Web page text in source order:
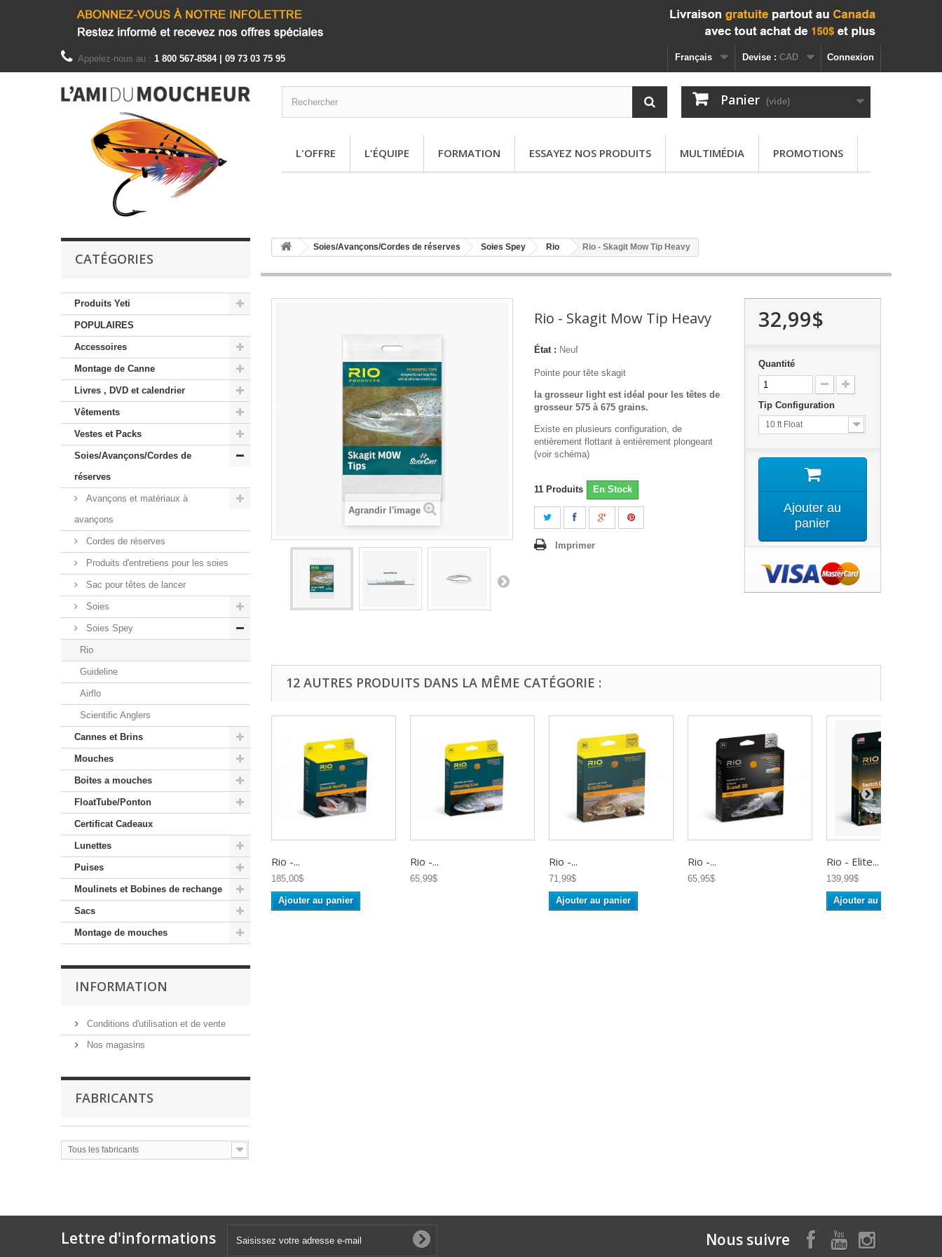
Connexion
Devise : CAD
Français
Appelez-nous au : 1 800 567-8584 | 09 73 03 75 95
Panier (vide)
L'OFFRE L'ÉQUIPE FORMATION ESSAYEZ NOS PRODUITS MULTIMÉDIA PROMOTIONS
CATÉGORIES
Produits Yeti
POPULAIRES
Accessoires
Montage de Canne
Livres , DVD et calendrier
Vêtements
Vestes et Packs
Soies/Avançons/Cordes de
réserves
Avançons et matériaux à
avançons
Cordes de réserves
Produits d'entretiens pour les soies
Sac pour têtes de lancer
Soies
Soies Spey
Rio
Guideline
Airflo
Scientific Anglers
Cannes et Brins
Mouches
Boites a mouches
FloatTube/Ponton
Certificat Cadeaux
Lunettes
Puises
Moulinets et Bobines de rechange
Sacs
Montage de mouches
INFORMATION
Conditions d'utilisation et de vente
Nos magasins
FABRICANTS
Tous les fabricants
Soies/Avançons/Cordes de réserves Soies Spey Rio Rio - Skagit Mow Tip Heavy
Agrandir l'image
Rio - Skagit Mow Tip Heavy
État : Neuf
Pointe pour tête skagit
la grosseur light est idéal pour les têtes de
grosseur 575 à 675 grains.
Existe en plusieurs configuration, de
entièrement flottant à entièrement plongeant
(voir schéma)
11 Produits En Stock
Imprimer
32,99$
Quantité
Tip Configuration
10 ft Float
Ajouter au
panier
12 AUTRES PRODUITS DANS LA MÊME CATÉGORIE :
Rio -...
185,00$
Ajouter au panier
Rio -...
65,99$
Rio -...
71,99$
Ajouter au panier
Rio -...
65,95$
Rio - Elite...
139,99$
Ajouter au panier
Lettre d'informations Nous suivre